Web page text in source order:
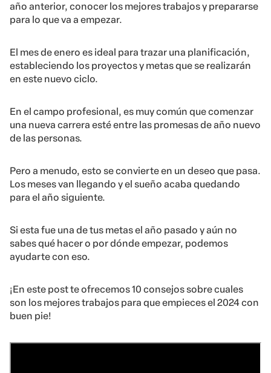
año anterior, conocer los mejores trabajos y prepararse
para lo que va a empezar.
El mes de enero es ideal para trazar una planificación,
estableciendo los proyectos y metas que se realizarán
en este nuevo ciclo.
En el campo profesional, es muy común que comenzar
una nueva carrera esté entre las promesas de año nuevo
de las personas.
Pero a menudo, esto se convierte en un deseo que pasa.
Los meses van llegando y el sueño acaba quedando
para el año siguiente.
Si esta fue una de tus metas el año pasado y aún no
sabes qué hacer o por dónde empezar, podemos
ayudarte con eso.
¡En este post te ofrecemos 10 consejos sobre cuales
son los mejores trabajos para que empieces el 2024 con
buen pie!